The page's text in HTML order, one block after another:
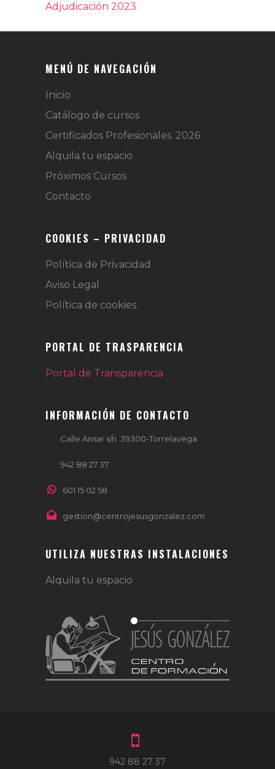
Adjudicación 2023
MENÚ DE NAVEGACIÓN
Inicio
Catálogo de cursos
Certificados Profesionales. 2026
Alquila tu espacio
Próximos Cursos
Contacto
COOKIES – PRIVACIDAD
Política de Privacidad
Aviso Legal
Política de cookies
PORTAL DE TRASPARENCIA
Portal de Transparencia
INFORMACIÓN DE CONTACTO
Calle Ansar s/n. 39300-Torrelavega
942 88 27 37
601 15 02 58
gestion@centrojesusgonzalez.com
UTILIZA NUESTRAS INSTALACIONES
Alquila tu espacio
942 88 27 37